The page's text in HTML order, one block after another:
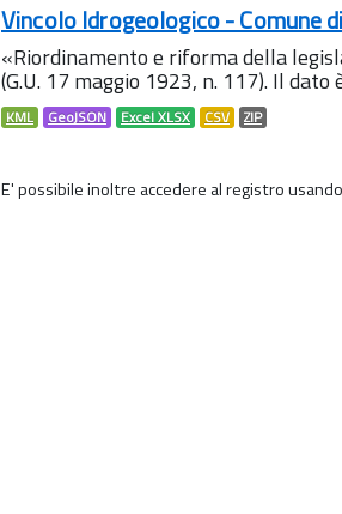
Vincolo Idrogeologico - Comune
«Riordinamento e riforma della
(G.U. 17 maggio 1923, n. 117). Il
KML GeoJSON Excel XLSX CSV ZIP
E' possibile inoltre accedere al registro